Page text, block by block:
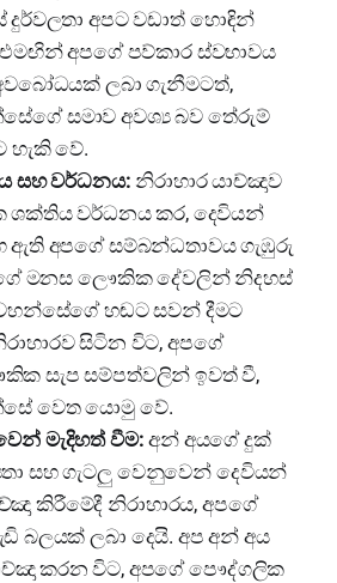
දුර්වලතා අපට වඩාත් හොඳින්
අපගේ පව්කාර ස්වභාවය
ලබා ගැනීමටත්,
සමාව අවශ්‍ය බව තේරුම්
හැකි වේ.
සහ වර්ධනය: නිරාහාර යාච්ඤාව
ශක්තිය වර්ධනය කර, දෙවියන්
අපගේ සම්බන්ධතාවය ගැඹුරු
මනස ලෞකික දේවලින් නිදහස්
හඬට සවන් දීමට
සිටින විට, අපගේ
සැප සම්පත්වලින් ඉවත් වී,
වෙත යොමු වේ.
මැදිහත් වීම: අන් අයගේ දුක්
සහ ගැටලු වෙනුවෙන් දෙවියන්
කිරීමේදී නිරාහාරය, අපගේ
බලයක් ලබා දෙයි. අප අන් අය
කරන විට, අපගේ පෞද්ගලික